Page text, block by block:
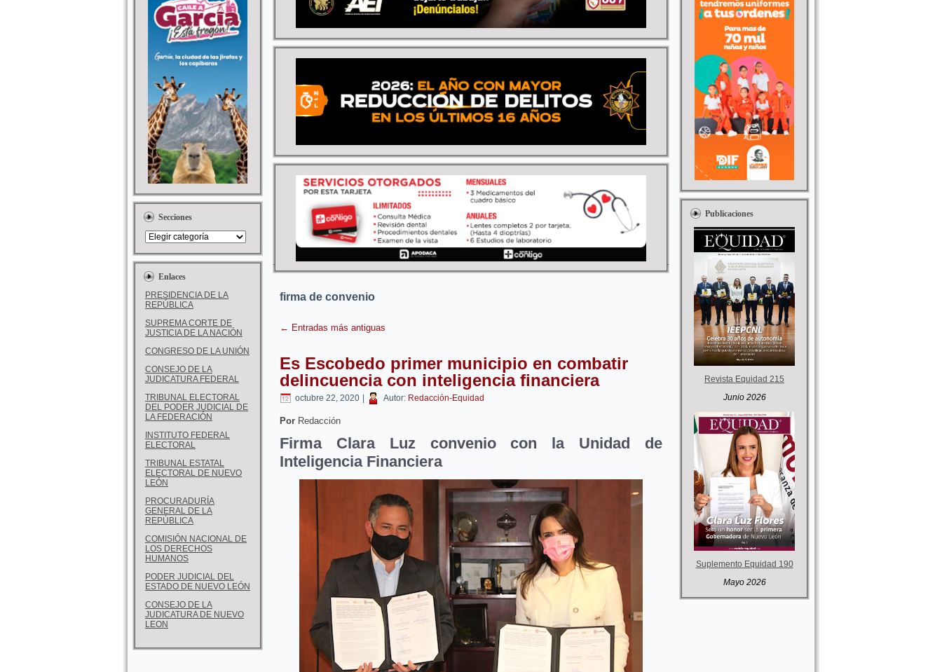
Secciones
Enlaces
PRESIDENCIA DE LA
REPÚBLICA
SUPREMA CORTE DE
JUSTICIA DE LA NACIÓN
CONGRESO DE LA UNIÓN
CONSEJO DE LA
JUDICATURA FEDERAL
TRIBUNAL ELECTORAL
DEL PODER JUDICIAL DE
LA FEDERACIÓN
INSTITUTO FEDERAL
ELECTORAL
TRIBUNAL ESTATAL
ELECTORAL DE NUEVO
LEÓN
PROCURADURÍA
GENERAL DE LA
REPÚBLICA
COMISIÓN NACIONAL DE
LOS DERECHOS
HUMANOS
PODER JUDICIAL DEL
ESTADO DE NUEVO LEÓN
CONSEJO DE LA
JUDICATURA DE NUEVO
LEON
firma de convenio
← Entradas más antiguas
Es Escobedo primer municipio en combatir
delincuencia con inteligencia financiera
octubre 22, 2020 Autor: Redacción-Equidad
Por Redacción
Firma Clara Luz convenio con la Unidad de
Inteligencia Financiera
Publicaciones
Revista Equidad 215
Junio 2026
Suplemento Equidad 190
Mayo 2026